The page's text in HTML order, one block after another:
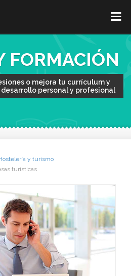
FORMACIÓN
o mejora tu currículum y
personal y profesional
y turismo
turísticas